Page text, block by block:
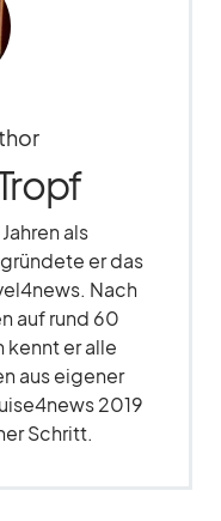
als
er das
Nach
auf rund 60
er alle
aus eigener
2019
Schritt.